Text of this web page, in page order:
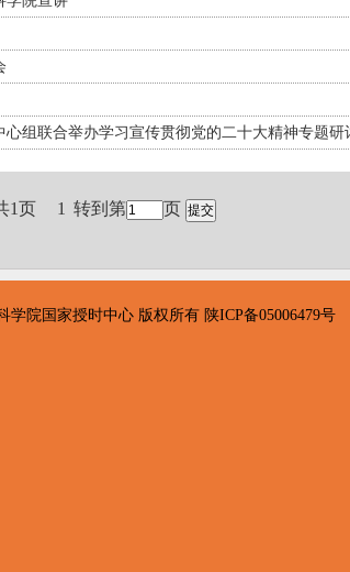
组联合举办学习宣传贯彻党的二十大精神专题研
1页 1 转到第 页
学院国家授时中心 版权所有 陕ICP备05006479号